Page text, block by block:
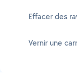
Effacer des
Vernir une